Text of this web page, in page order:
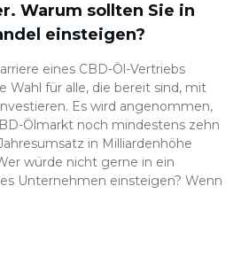
Warum sollten Sie in
einsteigen?
eines CBD-Öl-Vertriebs
Wahl für alle, die bereit sind, mit
Es wird angenommen,
Ölmarkt noch mindestens zehn
in Milliardenhöhe
würde nicht gerne in ein
Unternehmen einsteigen? Wenn